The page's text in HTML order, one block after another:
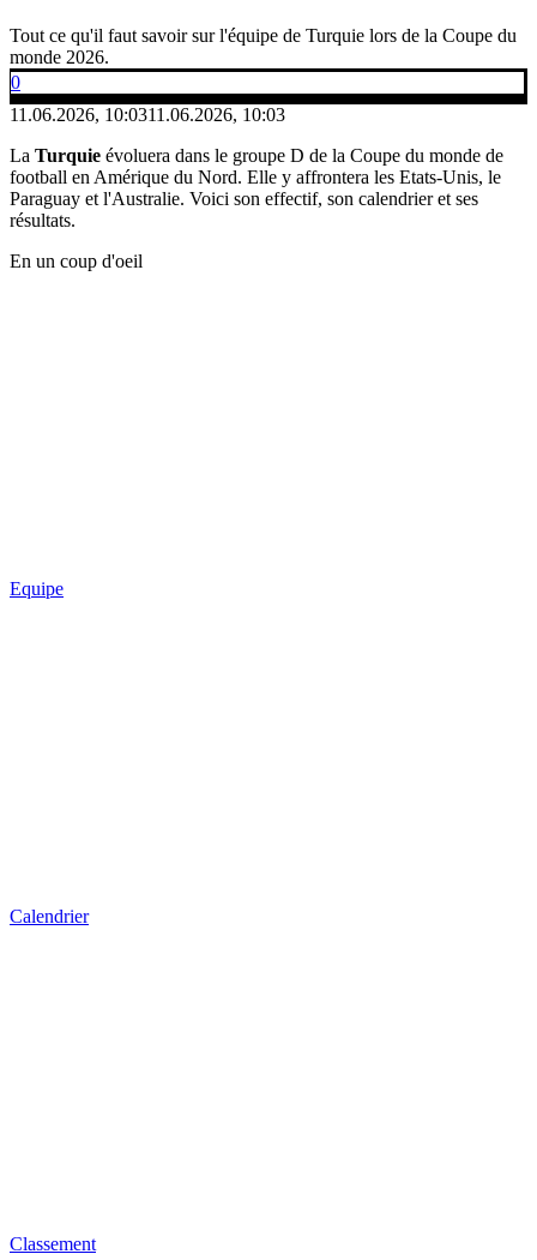
Tout ce qu'il faut savoir sur l'équipe de Turquie lors de la Coupe du
monde 2026.
0
11.06.2026, 10:0311.06.2026, 10:03
La Turquie évoluera dans le groupe D de la Coupe du monde de
football en Amérique du Nord. Elle y affrontera les Etats-Unis, le
Paraguay et l'Australie. Voici son effectif, son calendrier et ses
résultats.
En un coup d'oeil
Equipe
Calendrier
Classement